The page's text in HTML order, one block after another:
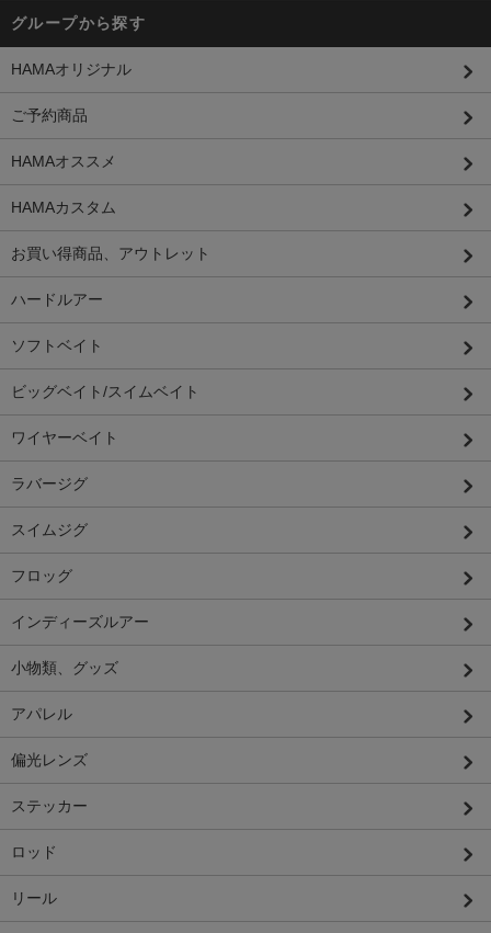
グループから探す
HAMAオリジナル
ご予約商品
HAMAオススメ
HAMAカスタム
お買い得商品、アウトレット
ハードルアー
ソフトベイト
ビッグベイト/スイムベイト
ワイヤーベイト
ラバージグ
スイムジグ
フロッグ
インディーズルアー
小物類、グッズ
アパレル
偏光レンズ
ステッカー
ロッド
リール